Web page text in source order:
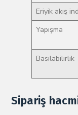
Eriyik akış
Yapışma
Basılabilirlik
Sipariş